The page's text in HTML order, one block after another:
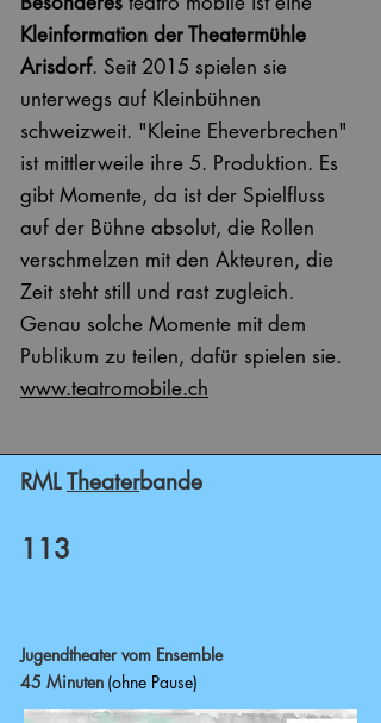
Kleinformation der Theatermühle
Arisdorf. Seit 2015 spielen sie
unterwegs auf Kleinbühnen
schweizweit. "Kleine Eheverbrechen"
ist mittlerweile ihre 5. Produktion. Es
gibt Momente, da ist der Spielfluss
auf der Bühne absolut, die Rollen
verschmelzen mit den Akteuren, die
Zeit steht still und rast zugleich.
Genau solche Momente mit dem
Publikum zu teilen, dafür spielen sie.
www.teatromobile.ch
RMLTheaterbande
113
Jugendtheater vom Ensemble
45 Minuten (ohne Pause)